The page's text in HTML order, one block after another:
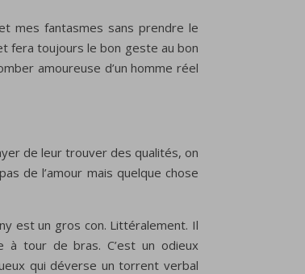
mes fantasmes sans prendre le
fera toujours le bon geste au bon
amoureuse d’un homme réel
de leur trouver des qualités, on
de l’amour mais quelque chose
est un gros con. Littéralement. Il
à tour de bras. C’est un odieux
qui déverse un torrent verbal